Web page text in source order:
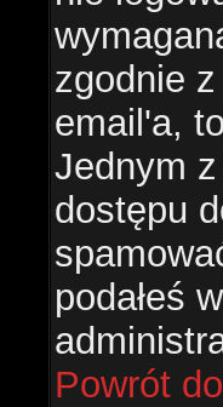
zgodnie
email'a,
Jednym
dostępu
podałeś
Powrót